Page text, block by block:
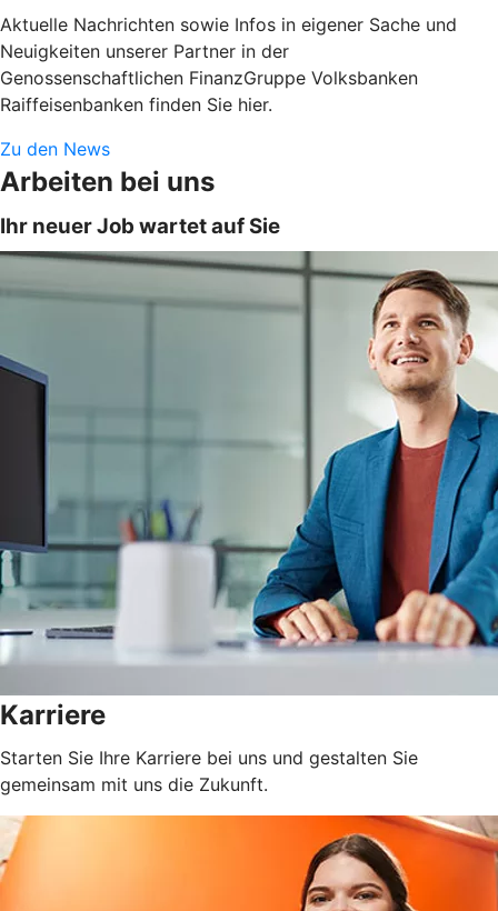
Aktuelle Nachrichten sowie Infos in eigener Sache und
Neuigkeiten unserer Partner in der
Genossenschaftlichen FinanzGruppe Volksbanken
Raiffeisenbanken finden Sie hier.
Zu den News
Arbeiten bei uns
Ihr neuer Job wartet auf Sie
Karriere
Starten Sie Ihre Karriere bei uns und gestalten Sie
gemeinsam mit uns die Zukunft.